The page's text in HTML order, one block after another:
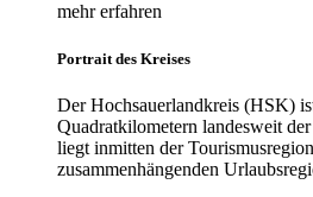
mehr erfahren
Portrait des Kreises
Der Hochsauerlandkreis (HSK)
Quadratkilometern landesweit
liegt inmitten der
zusammenhängenden